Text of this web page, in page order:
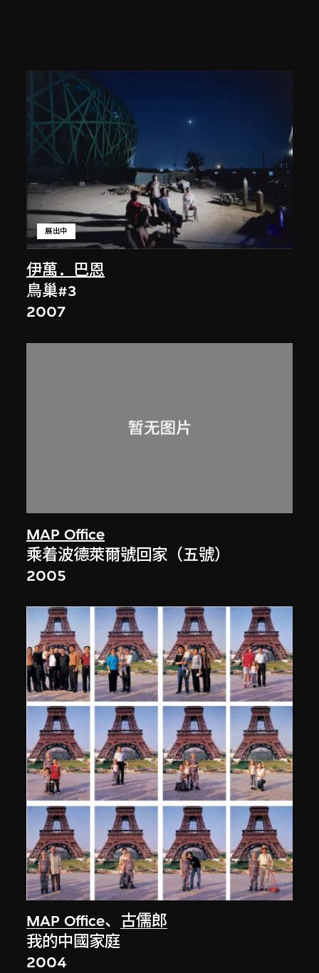
伊萬．巴恩
展出中
鳥巢#3
2007
MAP Office
乘着波德萊爾號回家（五號）
2005
MAP Office、 古儒郎
我的中國家庭
2004